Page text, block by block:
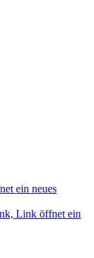
ein neues
Link öffnet ein